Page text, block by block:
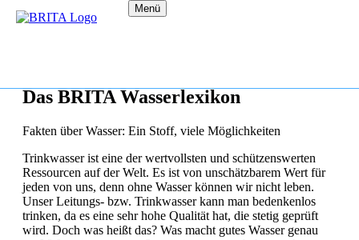
Menü
Das BRITA Wasserlexikon
Fakten über Wasser: Ein Stoff, viele Möglichkeiten
Trinkwasser ist eine der wertvollsten und schützenswerten
Ressourcen auf der Welt. Es ist von unschätzbarem Wert für
jeden von uns, denn ohne Wasser können wir nicht leben.
Unser Leitungs- bzw. Trinkwasser kann man bedenkenlos
trinken, da es eine sehr hohe Qualität hat, die stetig geprüft
wird. Doch was heißt das? Was macht gutes Wasser genau